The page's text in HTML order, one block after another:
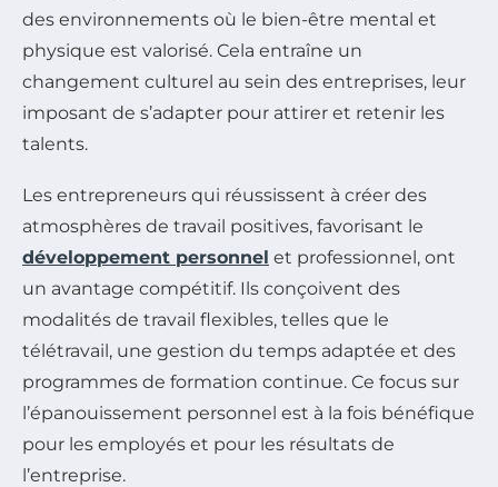
des environnements où le bien-être mental et
physique est valorisé. Cela entraîne un
changement culturel au sein des entreprises, leur
imposant de s’adapter pour attirer et retenir les
talents.
Les entrepreneurs qui réussissent à créer des
atmosphères de travail positives, favorisant le
développement personnel et professionnel, ont
un avantage compétitif. Ils conçoivent des
modalités de travail flexibles, telles que le
télétravail, une gestion du temps adaptée et des
programmes de formation continue. Ce focus sur
l’épanouissement personnel est à la fois bénéfique
pour les employés et pour les résultats de
l’entreprise.